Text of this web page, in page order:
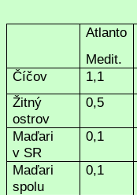
Atlanto
Medit.
Číčov 1,1
Žitný
ostrov
0,5
Maďari
v SR
0,1
Maďari
spolu
0,1